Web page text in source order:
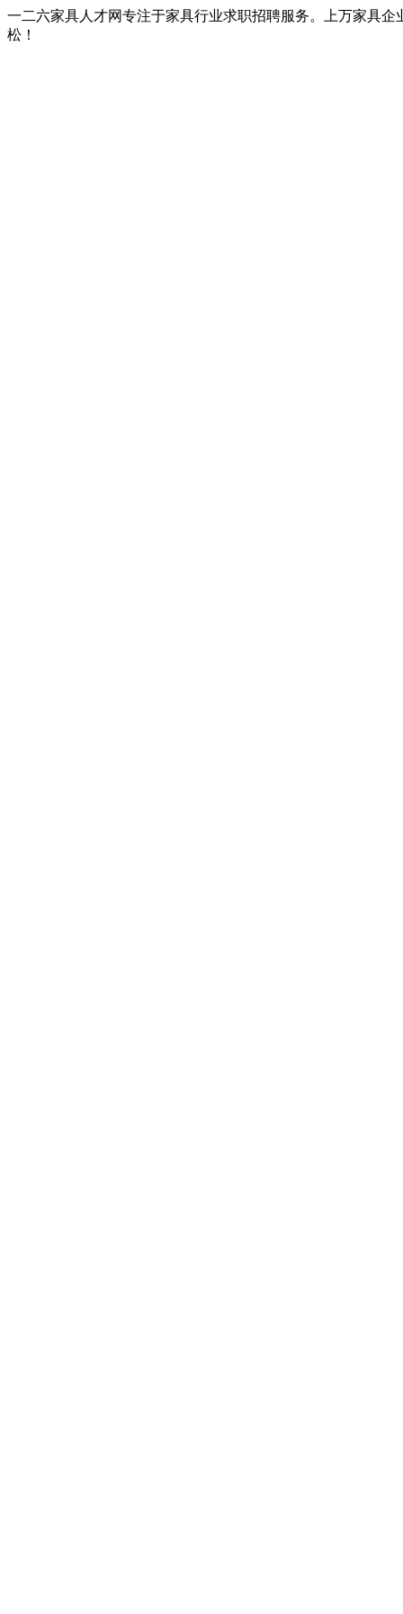
一二六家具人才网专注于家具行业求职招聘服务。上万家具
松！